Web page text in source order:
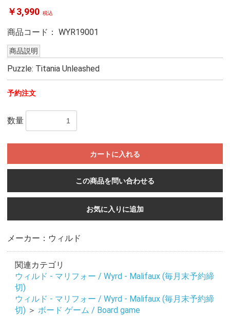
￥3,990 税込
商品コード： WYR19001
商品説明
Puzzle: Titania Unleashed
予約注文
数量
カートに入れる
この商品を問い合わせる
お気に入りに追加
メーカー：ウィルド
関連カテゴリ
ウィルド - マリフォー / Wyrd - Malifaux (毎月末予約締
切)
ウィルド - マリフォー / Wyrd - Malifaux (毎月末予約締
切) ＞ ボード ゲーム / Board game